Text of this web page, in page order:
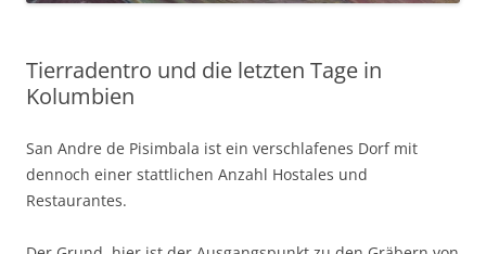
Tierradentro und die letzten Tage in
Kolumbien
San Andre de Pisimbala ist ein verschlafenes Dorf mit
dennoch einer stattlichen Anzahl Hostales und
Restaurantes.